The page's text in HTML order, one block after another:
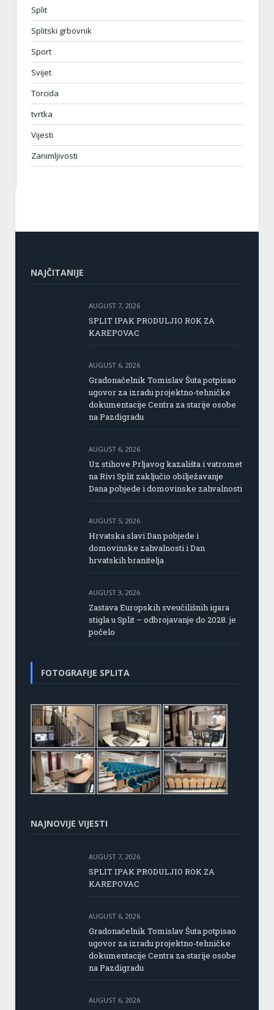
Split
Splitski grbovnik
Sport
Svijet
Torcida
tvrtka
Vijesti
Zanimljivosti
NAJČITANIJE
AUGUST 7, 2026
SPLIT IPAK PRODULJIO ROK ZA
KAREPOVAC
AUGUST 6, 2026
Gradonačelnik Tomislav Šuta potpisao
ugovor za izradu projektno-tehničke
dokumentacije Centra za starije osobe
na Pazdigradu
AUGUST 6, 2026
Uz stihove Prljavog kazališta i vatromet
na Rivi Split zaključio obilježavanje
Dana pobjede i domovinske zahvalnosti
AUGUST 5, 2026
Hrvatska slavi Dan pobjede i
domovinske zahvalnosti i Dan
hrvatskih branitelja
AUGUST 3, 2026
Zastava Europskih sveučilišnih igara
stigla u Split – odbrojavanje do 2028. je
počelo
FOTOGRAFIJE SPLITA
NAJNOVIJE VIJESTI
AUGUST 7, 2026
SPLIT IPAK PRODULJIO ROK ZA
KAREPOVAC
AUGUST 6, 2026
Gradonačelnik Tomislav Šuta potpisao
ugovor za izradu projektno-tehničke
dokumentacije Centra za starije osobe
na Pazdigradu
AUGUST 6, 2026